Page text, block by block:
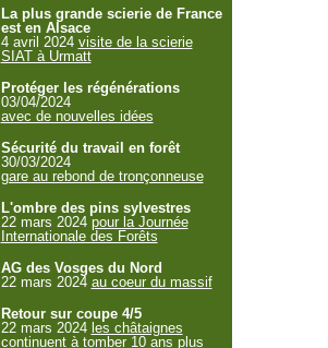
La plus grande scierie de France
est en Alsace
4 avril 2024 visite de la scierie
SIAT à Urmatt
Protéger les régénérations
03/04/2024
avec de nouvelles idées
Sécurité du travail en forêt
30/03/2024
gare au rebond de tronçonneuse
L'ombre des pins sylvestres
22 mars 2024 pour la Journée
Internationale des Forêts
AG des Vosges du Nord
22 mars 2024 au coeur du massif
Retour sur coupe 4/5
22 mars 2024 les châtaignes
continuent à tomber 10 ans plus